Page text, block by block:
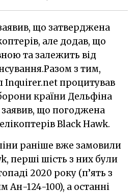
що затверджена
але додав, що
та залежить від
з тим,
Inquirer.net процитував
країни Дельфіна
що погоджена
Black Hawk.
раніше вже замовили
перші шість з них були
2020 року (п’ять з
Ан-124-100), а останні